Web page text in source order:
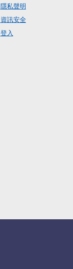
隱私聲明
資訊安全
登入